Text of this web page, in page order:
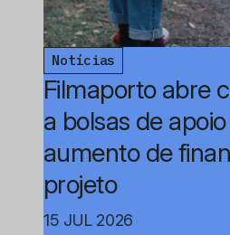
Notícias
Filmaporto abre
a bolsas de
aumento de
projeto
15 JUL 2026